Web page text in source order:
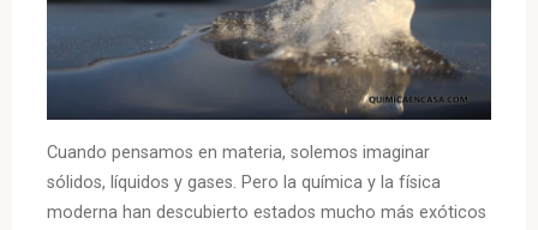
Cuando pensamos en materia, solemos imaginar
sólidos, líquidos y gases. Pero la química y la física
moderna han descubierto estados mucho más exóticos